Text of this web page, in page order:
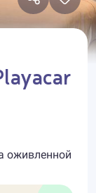
оживленной